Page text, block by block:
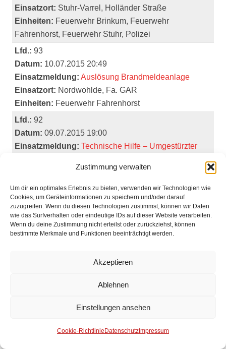
Zustimmung verwalten
Um dir ein optimales Erlebnis zu bieten, verwenden wir Technologien wie
Cookies, um Geräteinformationen zu speichern und/oder darauf
zuzugreifen. Wenn du diesen Technologien zustimmst, können wir Daten
wie das Surfverhalten oder eindeutige IDs auf dieser Website verarbeiten.
Wenn du deine Zustimmung nicht erteilst oder zurückziehst, können
bestimmte Merkmale und Funktionen beeinträchtigt werden.
Akzeptieren
Ablehnen
Einstellungen ansehen
Cookie-Richtlinie Datenschutz Impressum
Einsatzort: Stuhr-Varrel, Holländer Straße
Einheiten: Feuerwehr Brinkum, Feuerwehr
Fahrenhorst, Feuerwehr Stuhr, Polizei
Lfd.: 93
Datum: 10.07.2015 20:49
Einsatzmeldung: Auslösung Brandmeldeanlage
Einsatzort: Nordwohlde, Fa. GAR
Einheiten: Feuerwehr Fahrenhorst
Lfd.: 92
Datum: 09.07.2015 19:00
Einsatzmeldung: Technische Hilfe – Umgestürzter
Brinkum, Moorstraße
Einheiten:Feuerwehr Brinkum
Lfd.:91
Datum:09.07.2015 18:49
Einsatzmeldung:Ast auf Fahrbahn
09.07.2015 18:03
Belüftungseinsatz nach Küchenbrand
Feuerwehr Brinkum, Polizei,